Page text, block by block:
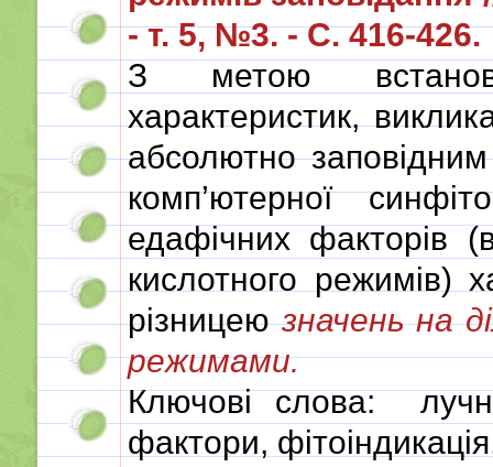
- т. 5, №3. - С. 416-426.
З метою
характеристик,
абсолютно
комп’ютерної
едафічних факторів
кислотного режимів)
різницеюзначень на
режимами.
Ключові слова:
фактори,